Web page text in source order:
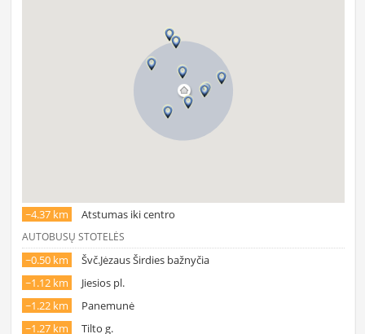
~4.37 km Atstumas iki centro
AUTOBUSŲ STOTELĖS
~0.50 km
Švč.Jėzaus Širdies bažnyčia
~1.12 km
Jiesios pl.
~1.22 km
Panemunė
~1.27 km
Tilto g.